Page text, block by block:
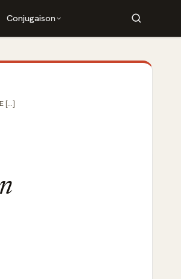
Conjugaison
[...]